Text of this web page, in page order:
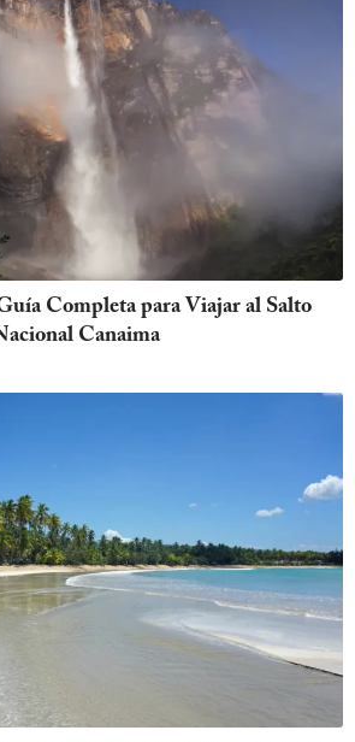
Completa para Viajar al Salto
Canaima